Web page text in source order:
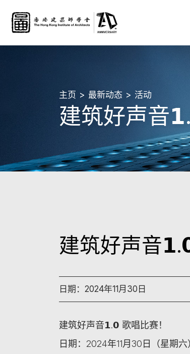
主页 最新动态 活动
建筑好声音
建筑好声音
日期：2024年11月30日
建筑好声音𝟭.𝟬 歌唱比赛！
日期：2024年11月30日（星期六